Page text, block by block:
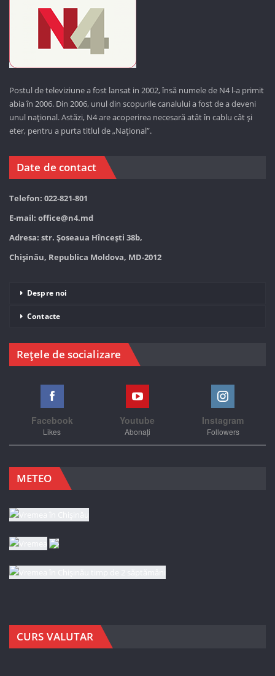
Postul de televiziune a fost lansat in 2002, însă numele de N4 l-a primit
abia în 2006. Din 2006, unul din scopurile canalului a fost de a deveni
unul național. Astăzi, N4 are acoperirea necesară atât în cablu cât și
eter, pentru a purta titlul de „Național”.
Date de contact
Telefon: 022-821-801
E-mail: office@n4.md
Adresa: str. Șoseaua Hînceşti 38b,
Chișinău, Republica Moldova, MD-2012
Despre noi
Contacte
Rețele de socializare
Facebook
Likes
Youtube
Abonați
Instagram
Followers
METEO
CURS VALUTAR